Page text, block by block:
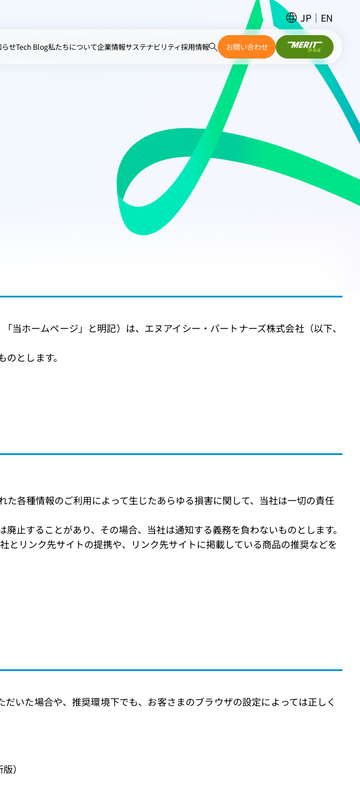
らせTech Blog私たちについて企業情報サステナビリティ採用情報 お問い合わせ
JP EN
ホームページ」と明記）は、エヌアイシー・パートナーズ株式会社（以下、
とします。
各種情報のご利用によって生じたあらゆる損害に関して、当社は一切の責任
止することがあり、その場合、当社は通知する義務を負わないものとします。
リンク先サイトの提携や、リンク先サイトに掲載している商品の推奨などを
いた場合や、推奨環境下でも、お客さまのブラウザの設定によっては正しく
）